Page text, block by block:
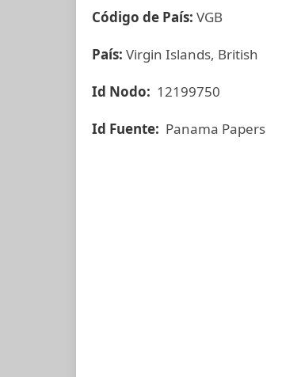
Código de País: VGB
País: Virgin Islands, British
Id Nodo: 12199750
Id Fuente: Panama Papers